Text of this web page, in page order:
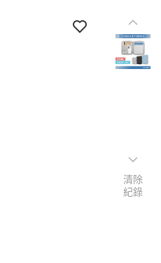
清除
紀錄